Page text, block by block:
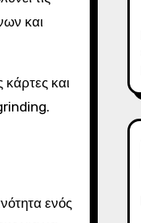
και
και
ενός